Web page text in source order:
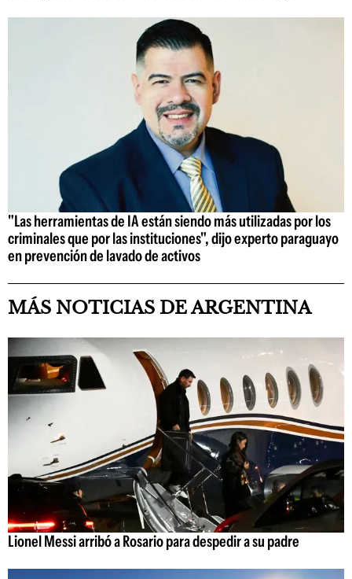
"Las herramientas de IA están siendo más utilizadas por los
criminales que por las instituciones", dijo experto paraguayo
en prevención de lavado de activos
MÁS NOTICIAS DE ARGENTINA
Lionel Messi arribó a Rosario para despedir a su padre